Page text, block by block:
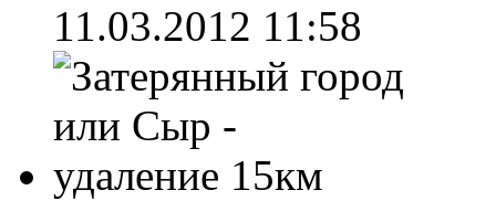
11.03.2012 11:58